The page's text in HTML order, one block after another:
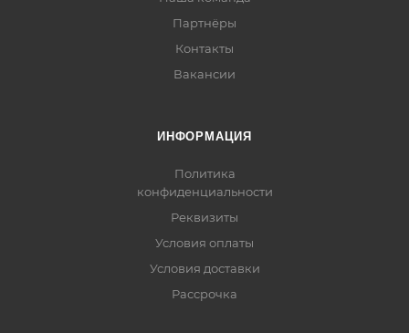
Партнёры
Контакты
Вакансии
ИНФОРМАЦИЯ
Политика
конфиденциальности
Реквизиты
Условия оплаты
Условия доставки
Рассрочка